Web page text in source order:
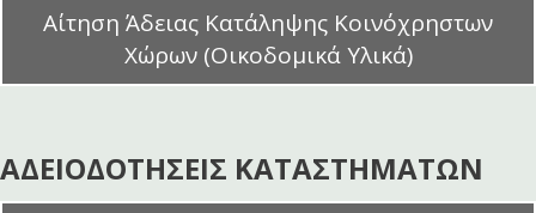
Αίτηση Άδειας Κατάληψης Κοινόχρηστων
Χώρων (Οικοδομικά Υλικά)
ΑΔΕΙΟΔΟΤΗΣΕΙΣ ΚΑΤΑΣΤΗΜΑΤΩΝ